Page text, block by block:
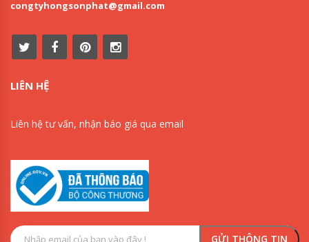
congtyhongsonphat@gmail.com
LIÊN HỆ
Liên hệ tư vấn, nhận báo giá qua email